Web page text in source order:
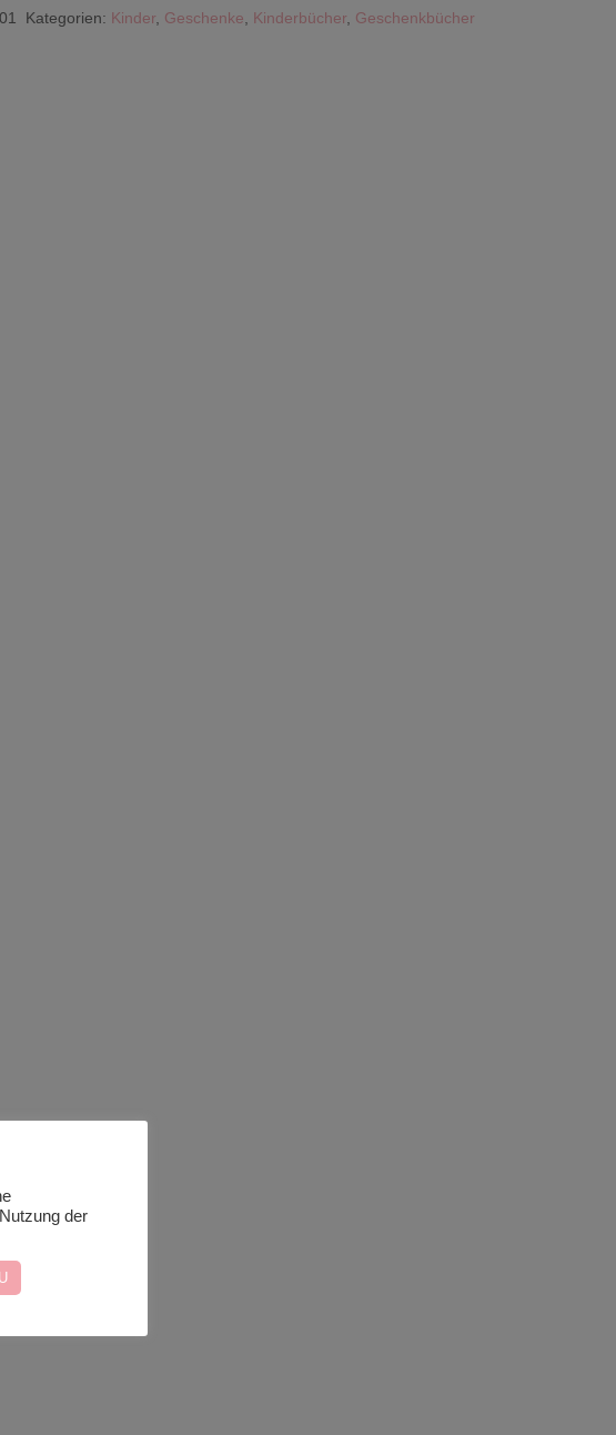
Kategorien: Kinder Geschenke Kinderbücher Geschenkbücher
der